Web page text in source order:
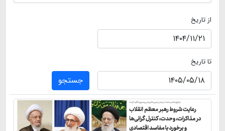
از تاریخ
تا تاریخ
جستجو